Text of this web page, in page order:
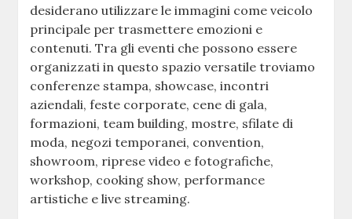
desiderano utilizzare le immagini come veicolo
principale per trasmettere emozioni e
contenuti. Tra gli eventi che possono essere
organizzati in questo spazio versatile troviamo
conferenze stampa, showcase, incontri
aziendali, feste corporate, cene di gala,
formazioni, team building, mostre, sfilate di
moda, negozi temporanei, convention,
showroom, riprese video e fotografiche,
workshop, cooking show, performance
artistiche e live streaming.